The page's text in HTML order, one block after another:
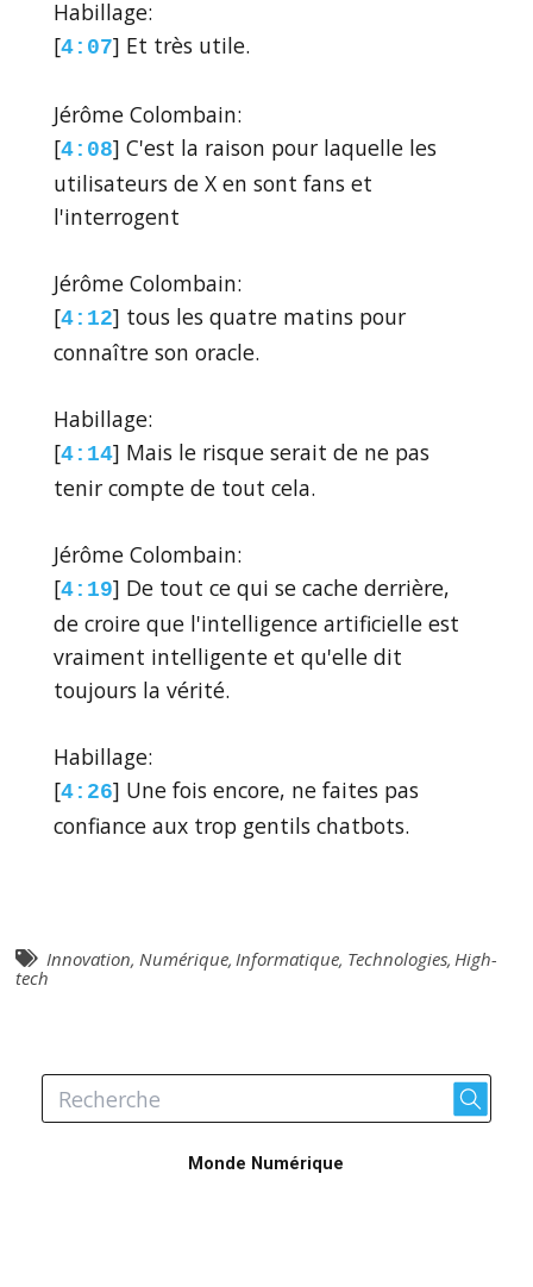
Habillage:
[4:07] Et très utile.
Jérôme Colombain:
[4:08] C'est la raison pour laquelle les
utilisateurs de X en sont fans et
l'interrogent
Jérôme Colombain:
[4:12] tous les quatre matins pour
connaître son oracle.
Habillage:
[4:14] Mais le risque serait de ne pas
tenir compte de tout cela.
Jérôme Colombain:
[4:19] De tout ce qui se cache derrière,
de croire que l'intelligence artificielle est
vraiment intelligente et qu'elle dit
toujours la vérité.
Habillage:
[4:26] Une fois encore, ne faites pas
confiance aux trop gentils chatbots.
Innovation, Numérique, Informatique, Technologies, High-
tech
Monde Numérique